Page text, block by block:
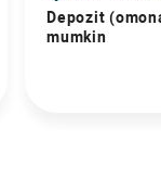
Depozit
mumkin